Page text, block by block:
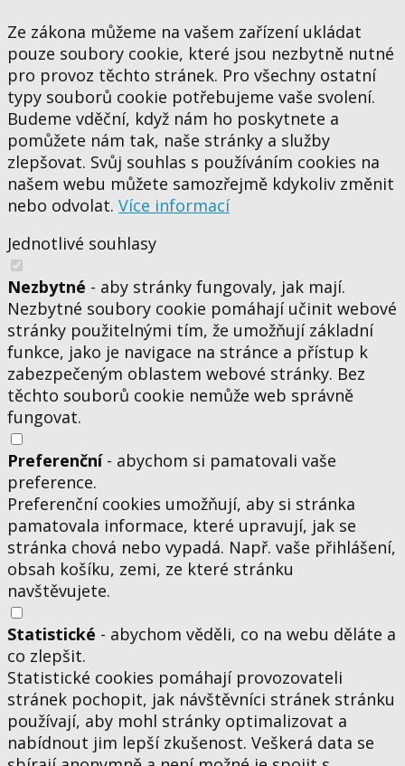
Ze zákona můžeme na vašem zařízení ukládat
pouze soubory cookie, které jsou nezbytně nutné
pro provoz těchto stránek. Pro všechny ostatní
typy souborů cookie potřebujeme vaše svolení.
Budeme vděční, když nám ho poskytnete a
pomůžete nám tak, naše stránky a služby
zlepšovat. Svůj souhlas s používáním cookies na
našem webu můžete samozřejmě kdykoliv změnit
nebo odvolat. Více informací
Jednotlivé souhlasy
Nezbytné - aby stránky fungovaly, jak mají.
Nezbytné soubory cookie pomáhají učinit webové
stránky použitelnými tím, že umožňují základní
funkce, jako je navigace na stránce a přístup k
zabezpečeným oblastem webové stránky. Bez
těchto souborů cookie nemůže web správně
fungovat.
Preferenční- abychom si pamatovali vaše
preference.
Preferenční cookies umožňují, aby si stránka
pamatovala informace, které upravují, jak se
stránka chová nebo vypadá. Např. vaše přihlášení,
obsah košíku, zemi, ze které stránku
navštěvujete.
Statistické - abychom věděli, co na webu děláte a
co zlepšit.
Statistické cookies pomáhají provozovateli
stránek pochopit, jak návštěvníci stránek stránku
používají, aby mohl stránky optimalizovat a
nabídnout jim lepší zkušenost. Veškerá data se